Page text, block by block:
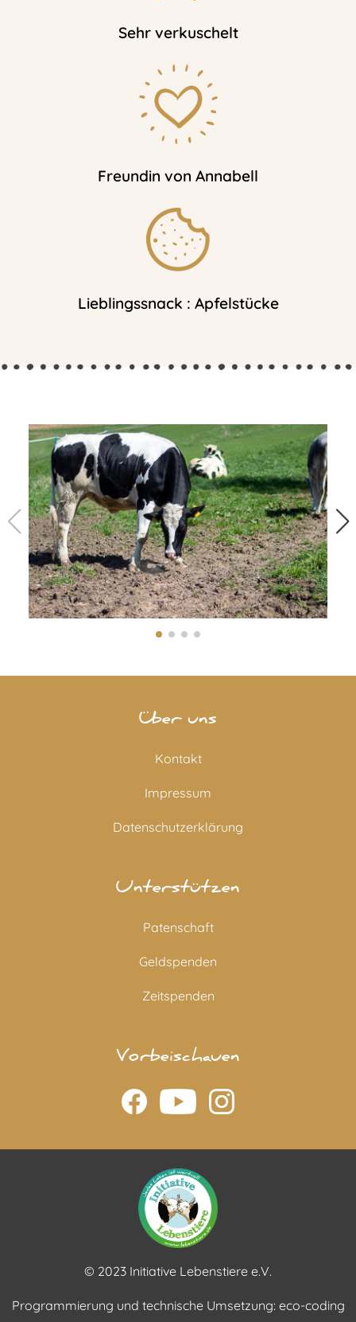
Sehr verkuschelt
Freundin von Annabell
Lieblingssnack : Apfelstücke
Über uns
Kontakt
Impressum
Datenschutzerklärung
Unterstützen
Patenschaft
Geldspenden
Zeitspenden
Vorbeischauen
© 2023 Initiative Lebenstiere e.V.
Programmierung und technische Umsetzung: eco-coding